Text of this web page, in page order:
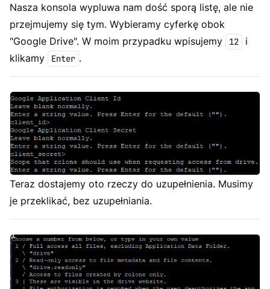
Nasza konsola wypluwa nam dość sporą listę, ale nie
przejmujemy się tym. Wybieramy cyferkę obok
"Google Drive". W moim przypadku wpisujemy
12
i
klikamy
Enter .
Teraz dostajemy oto rzeczy do uzupełnienia. Musimy
je przeklikać, bez uzupełniania.